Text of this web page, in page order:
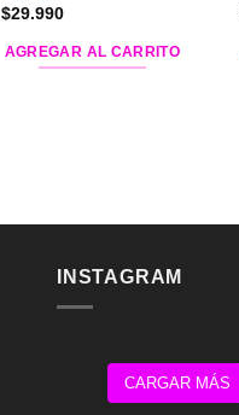
$29.990
AGREGAR AL CARRITO
INSTAGRAM
CARGAR MÁS